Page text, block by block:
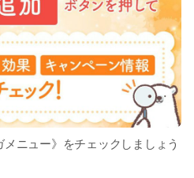
ニュー》をチェックしましょう